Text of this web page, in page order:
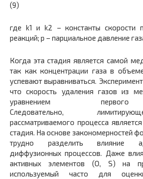
(9)
где k1 и k2 – константы скорости
реакций; p – парциальное давление
Когда эта стадия является самой
так как концентрации газа в
успевают выравниваться.
что скорость удаления газов из
уравнением
Следовательно,
рассматриваемого процесса
стадия. На основе закономерностей
трудно разделить влияние
диффузионных процессов. Даже
активных элементов (О, S) на
используемый часто для